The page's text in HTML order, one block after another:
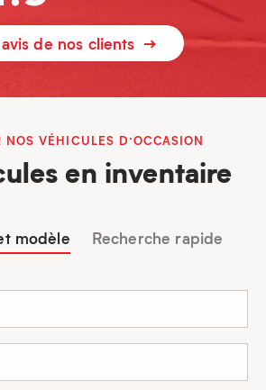
de nos clients
NOS VÉHICULES D’OCCASION
en inventaire
modèle Recherche rapide